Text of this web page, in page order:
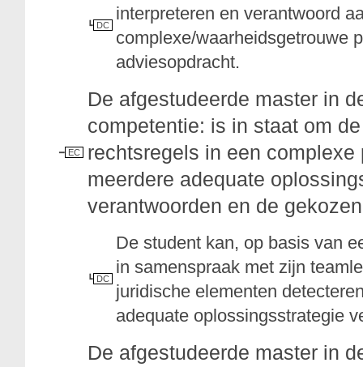
DC
interpreteren en verantwoord
complexe/waarheidsgetrouwe
adviesopdracht.
EC
De afgestudeerde master in
competentie: is in staat om
rechtsregels in een
meerdere adequate
verantwoorden en de
DC
De student kan, op basis van
in samenspraak met zijn
juridische elementen
adequate oplossingsstrategie
De afgestudeerde master in